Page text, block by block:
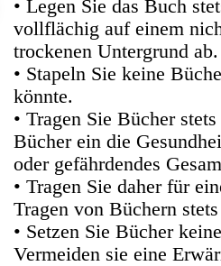
• Legen Sie das Buch
vollflächig auf einem
trockenen Untergrund ab.
• Stapeln Sie keine
könnte.
• Tragen Sie Bücher
Bücher ein die
oder gefährdendes
• Tragen Sie daher für
Tragen von Büchern
• Setzen Sie Bücher
Vermeiden sie eine